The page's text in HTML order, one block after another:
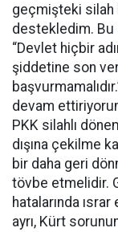
geçmişteki silah
destekledim. Bu
“Devlet hiçbir
şiddetine son
devam
PKK silahlı
dışına çekilme
bir daha geri
tövbe etmelidir.
hatalarında
ayrı, Kürt